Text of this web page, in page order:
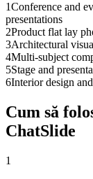
1Conference and
presentations
2Product flat lay
3Architectural
4Multi-subject
5Stage and
6Interior design
Cum să
ChatSlide
1